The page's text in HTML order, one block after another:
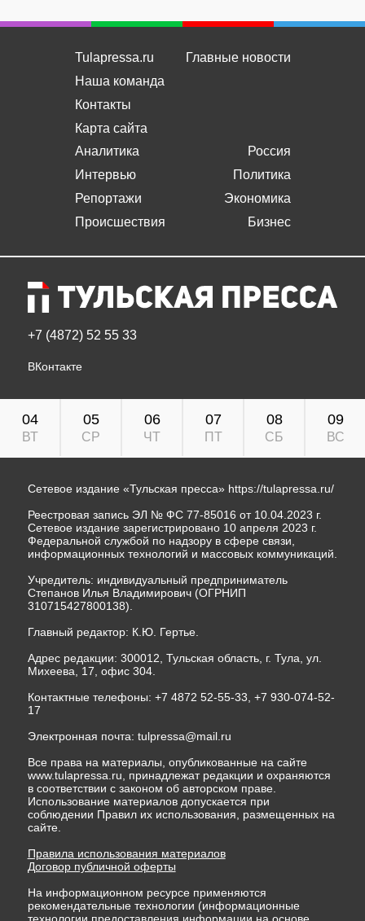
Tulapressa.ru
Наша команда
Контакты
Карта сайта
Главные новости
Аналитика
Интервью
Репортажи
Происшествия
Россия
Политика
Экономика
Бизнес
+7 (4872) 52 55 33
ВКонтакте
04
ВТ
05
СР
06
ЧТ
07
ПТ
08
СБ
09
ВС
Сетевое издание «Тульская пресса» https://tulapressa.ru/
Реестровая запись ЭЛ № ФС 77-85016 от 10.04.2023 г.
Сетевое издание зарегистрировано 10 апреля 2023 г.
Федеральной службой по надзору в сфере связи,
информационных технологий и массовых коммуникаций.
Учредитель: индивидуальный предприниматель
Степанов Илья Владимирович (ОГРНИП
310715427800138).
Главный редактор: К.Ю. Гертье.
Адрес редакции: 300012, Тульская область, г. Тула, ул.
Михеева, 17, офис 304.
Контактные телефоны: +7 4872 52-55-33, +7 930-074-52-
17
Электронная почта: tulpressa@mail.ru
Все права на материалы, опубликованные на сайте
www.tulapressa.ru, принадлежат редакции и охраняются
в соответствии с законом об авторском праве.
Использование материалов допускается при
соблюдении Правил их использования, размещенных на
сайте.
Правила использования материалов
Договор публичной оферты
На информационном ресурсе применяются
рекомендательные технологии (информационные